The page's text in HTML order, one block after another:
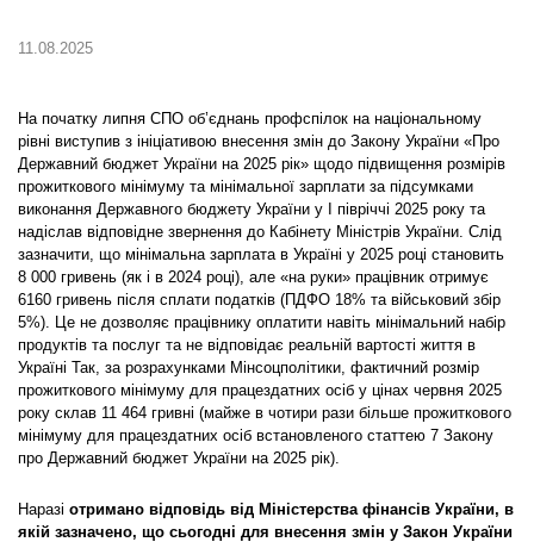
11.08.2025
На початку липня СПО об’єднань профспілок на національному
рівні виступив з ініціативою внесення змін до Закону України «Про
Державний бюджет України на 2025 рік» щодо підвищення розмірів
прожиткового мінімуму та мінімальної зарплати за підсумками
виконання Державного бюджету України у І півріччі 2025 року та
надіслав відповідне звернення до Кабінету Міністрів України. Слід
зазначити, що мінімальна зарплата в Україні у 2025 році становить
8 000 гривень (як і в 2024 році), але «на руки» працівник отримує
6160 гривень після сплати податків (ПДФО 18% та військовий збір
5%). Це не дозволяє працівнику оплатити навіть мінімальний набір
продуктів та послуг та не відповідає реальній вартості життя в
Україні Так, за розрахунками Мінсоцполітики, фактичний розмір
прожиткового мінімуму для працездатних осіб у цінах червня 2025
року склав 11 464 гривні (майже в чотири рази більше прожиткового
мінімуму для працездатних осіб встановленого статтею 7 Закону
про Державний бюджет України на 2025 рік).
Наразі отримано відповідь від Міністерства фінансів України, в
якій зазначено, що сьогодні для внесення змін у Закон України